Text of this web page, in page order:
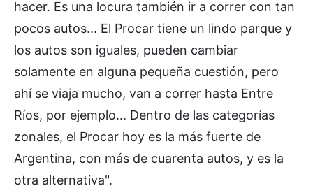
hacer. Es una locura también ir a correr con tan
pocos autos... El Procar tiene un lindo parque y
los autos son iguales, pueden cambiar
solamente en alguna pequeña cuestión, pero
ahí se viaja mucho, van a correr hasta Entre
Ríos, por ejemplo... Dentro de las categorías
zonales, el Procar hoy es la más fuerte de
Argentina, con más de cuarenta autos, y es la
otra alternativa".